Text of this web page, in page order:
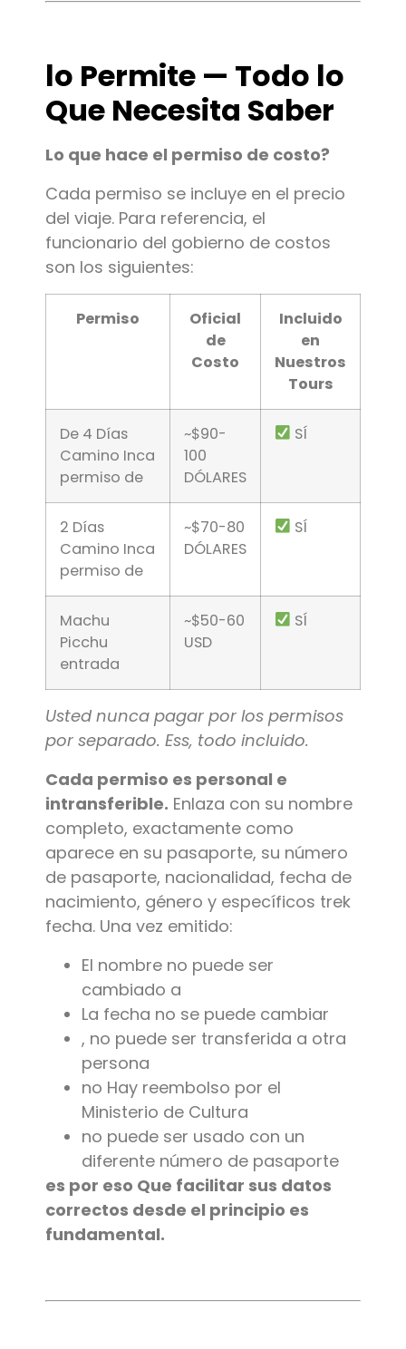
lo Permite — Todo lo
Que Necesita Saber
Lo que hace el permiso de costo?
Cada permiso se incluye en el precio
del viaje. Para referencia, el
funcionario del gobierno de costos
son los siguientes:
Permiso
Oficial
de
Costo
Incluido
en
Nuestros
Tours
De 4 Días
Camino Inca
permiso de
~$90-
100
DÓLARES
SÍ
2 Días
Camino Inca
permiso de
~$70-80
DÓLARES
SÍ
Machu
Picchu
entrada
~$50-60
USD
SÍ
Usted nunca pagar por los permisos
por separado. Ess, todo incluido.
Cada permiso es personal e
intransferible. Enlaza con su nombre
completo, exactamente como
aparece en su pasaporte, su número
de pasaporte, nacionalidad, fecha de
nacimiento, género y específicos trek
fecha. Una vez emitido:
El nombre no puede ser
cambiado a
La fecha no se puede cambiar
, no puede ser transferida a otra
persona
no Hay reembolso por el
Ministerio de Cultura
no puede ser usado con un
diferente número de pasaporte
es por eso Que facilitar sus datos
correctos desde el principio es
fundamental.